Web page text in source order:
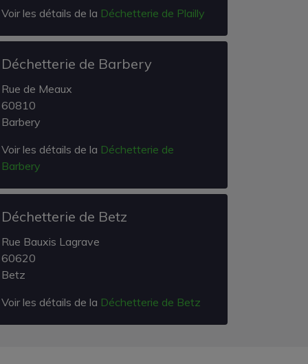
Voir les détails de la Déchetterie de Plailly
Déchetterie de Barbery
Rue de Meaux
60810
Barbery
Voir les détails de la Déchetterie de
Barbery
Déchetterie de Betz
Rue Bauxis Lagrave
60620
Betz
Voir les détails de la Déchetterie de Betz